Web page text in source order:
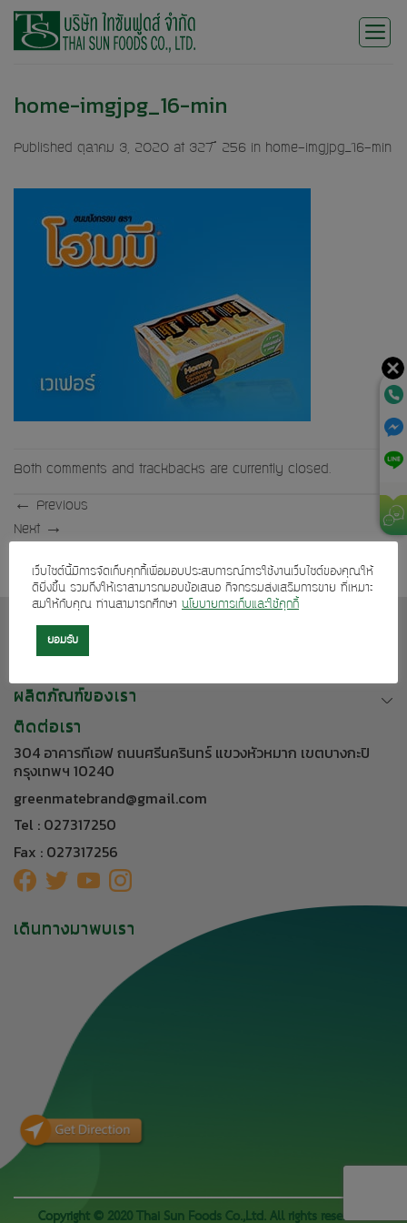
Skip
home-imgjpg_16-min
Published ตุลาคม 3, 2020 at 327 × 256 in home-imgjpg_16-min
Both comments and trackbacks are currently closed.
←
Previous
Next →
เกี่ยวกับเรา
บริการลูกค้า
ผลิตภัณฑ์ของเรา
ติดต่อเรา
304 อาคารทีเอฟ ถนนศรีนครินทร์ แขวงหัวหมาก เขตบางกะปิ
กรุงเทพฯ 10240
greenmatebrand@gmail.com
Tel : 027317250
Fax : 027317256
เดินทางมาพบเรา
Copyright © 2020 Thai Sun Foods Co.,Ltd. All rights reserved.
เว็บไซต์นี้มีการจัดเก็บคุกกี้เพื่อมอบประสบการณ์การใช้งานเว็บไซต์ของคุณให้
ดียิ่งขึ้น รวมถึงให้เราสามารถมอบข้อเสนอ กิจกรรมส่งเสริมการขาย ที่เหมาะ
สมให้กับคุณ ท่านสามารถศึกษา นโยบายการเก็บและใช้คุกกี้
ยอมรับ